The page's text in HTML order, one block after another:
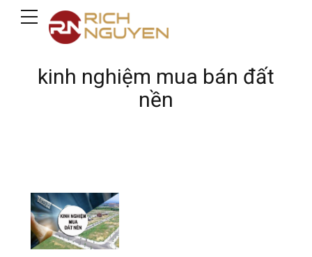
kinh nghiệm mua bán đất
nền